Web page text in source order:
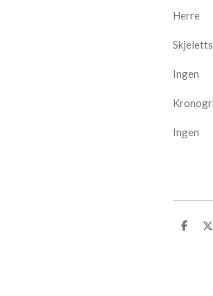
Herre
Ingen
Ingen
D
D